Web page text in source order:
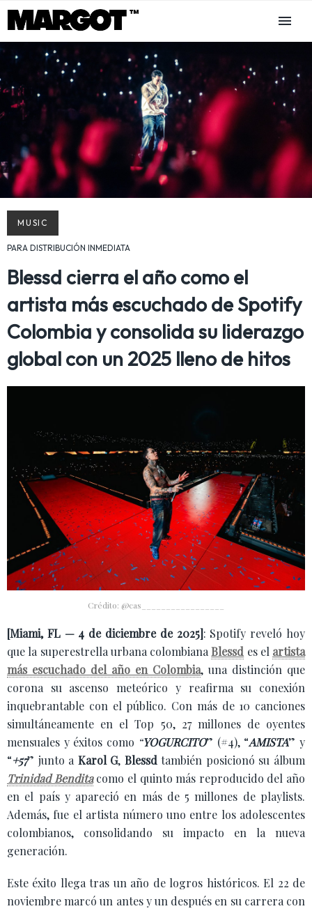
MUSIC
PARA DISTRIBUCIÓN INMEDIATA
Blessd cierra el año como el
artista más escuchado de Spotify
Colombia y consolida su liderazgo
global con un 2025 lleno de hitos
Crédito: @cas_________________
[Miami, FL — 4 de diciembre de 2025]: Spotify reveló hoy
que la superestrella urbana colombianaBlessd es el artista
más escuchado del año en Colombia, una distinción que
corona su ascenso meteórico y reafirma su conexión
inquebrantable con el público. Con más de 10 canciones
simultáneamente en el Top 50, 27 millones de oyentes
mensuales y éxitos como “YOGURCITO” (#4), “AMISTA” y
“+57” junto a Karol G, Blessdtambién posicionó su álbum
Trinidad Benditacomo el quinto más reproducido del año
en el país y apareció en más de 5 millones de playlists.
Además, fue el artista número uno entre los adolescentes
colombianos, consolidando su impacto en la nueva
generación.
Este éxito llega tras un año de logros históricos. El 22 de
noviembre marcó un antes y un después en su carrera con